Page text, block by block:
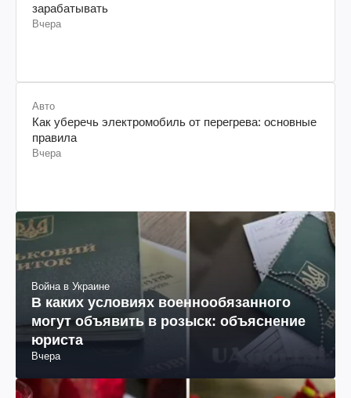
зарабатывать
Вчера
Авто
Как уберечь электромобиль от перегрева: основные
правила
Вчера
Война в Украине
В каких условиях военнообязанного
могут объявить в розыск: объяснение
юриста
Вчера